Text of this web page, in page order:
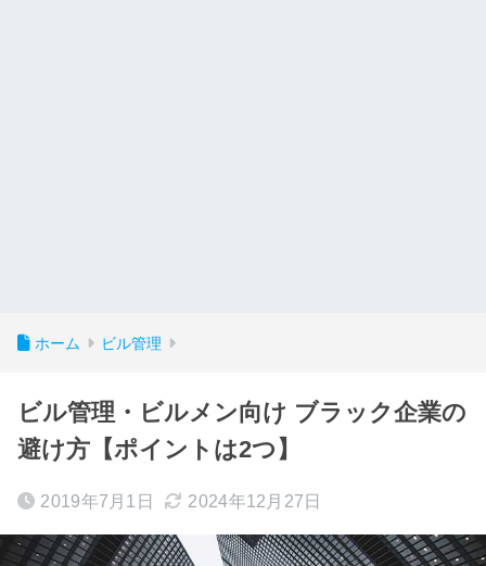
ホーム ビル管理
ビル管理・ビルメン向け ブラック企業の
避け方【ポイントは2つ】
2019年7月1日 2024年12月27日